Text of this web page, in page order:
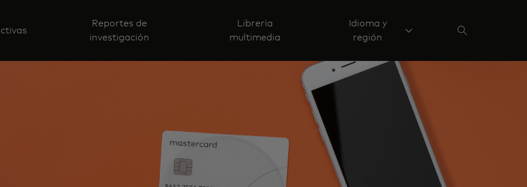
Reportes de
investigación
Librería
multimedia
Idioma y
región